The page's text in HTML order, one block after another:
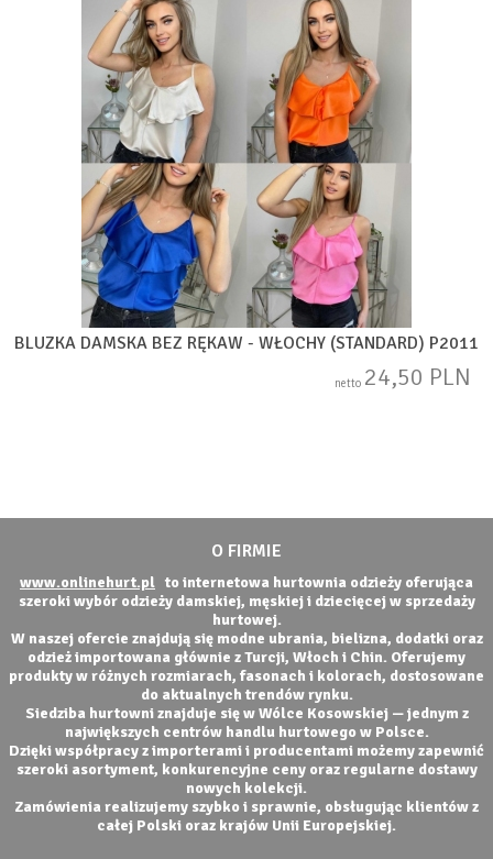
BLUZKA DAMSKA BEZ RĘKAW - WŁOCHY (STANDARD) P2011
netto 24,50 PLN
O FIRMIE
www.onlinehurt.pl to internetowa hurtownia odzieży oferująca
szeroki wybór odzieży damskiej, męskiej i dziecięcej w sprzedaży
hurtowej.
W naszej ofercie znajdują się modne ubrania, bielizna, dodatki oraz
odzież importowana głównie z Turcji, Włoch i Chin. Oferujemy
produkty w różnych rozmiarach, fasonach i kolorach, dostosowane
do aktualnych trendów rynku.
Siedziba hurtowni znajduje się w Wólce Kosowskiej — jednym z
największych centrów handlu hurtowego w Polsce.
Dzięki współpracy z importerami i producentami możemy zapewnić
szeroki asortyment, konkurencyjne ceny oraz regularne dostawy
nowych kolekcji.
Zamówienia realizujemy szybko i sprawnie, obsługując klientów z
całej Polski oraz krajów Unii Europejskiej.